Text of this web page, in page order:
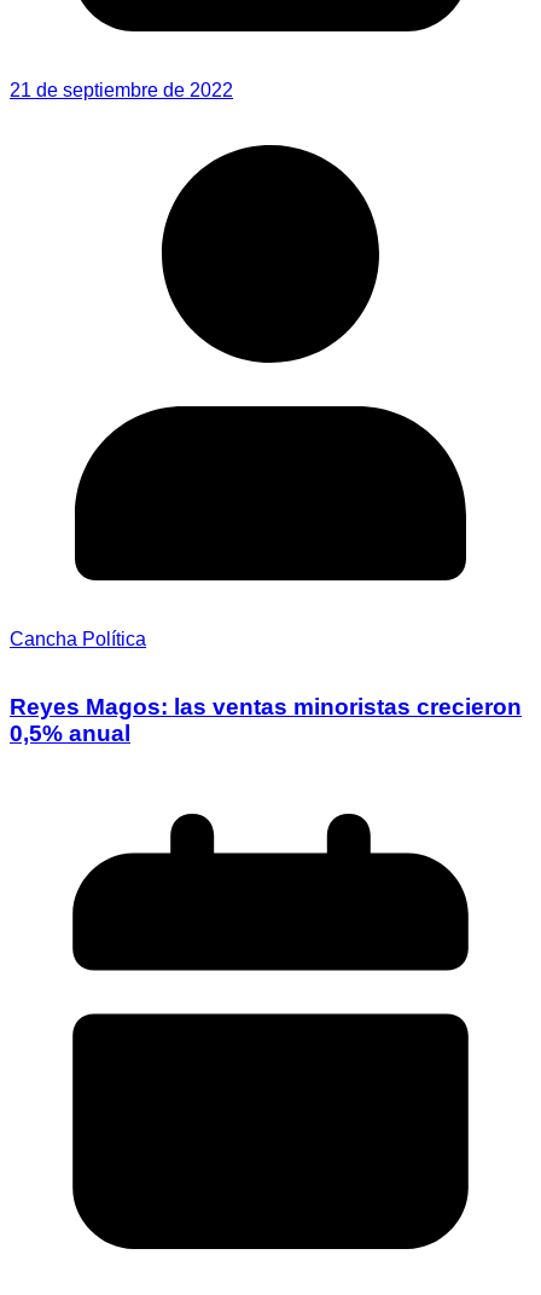
21 de septiembre de 2022
Cancha Política
Reyes Magos: las ventas minoristas crecieron
0,5% anual